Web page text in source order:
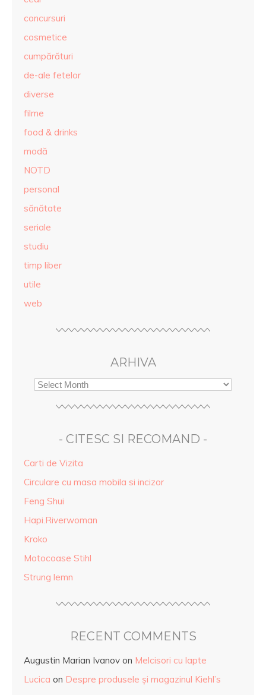
concursuri
cosmetice
cumpărături
de-ale fetelor
diverse
filme
food & drinks
modă
NOTD
personal
sănătate
seriale
studiu
timp liber
utile
web
ARHIVA
- CITESC SI RECOMAND -
Carti de Vizita
Circulare cu masa mobila si incizor
Feng Shui
Hapi.Riverwoman
Kroko
Motocoase Stihl
Strung lemn
RECENT COMMENTS
Augustin Marian Ivanov on Melcisori cu lapte
Lucica on Despre produsele și magazinul Kiehl’s